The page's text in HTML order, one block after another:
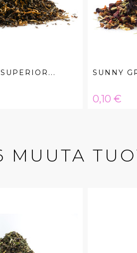
SUNNY
Hinta
0,10 €
MUUTA